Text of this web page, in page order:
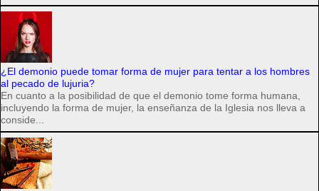
¿El demonio puede tomar forma de mujer para tentar a los hombres
al pecado de lujuria?
En cuanto a la posibilidad de que el demonio tome forma humana,
incluyendo la forma de mujer, la enseñanza de la Iglesia nos lleva a
conside...